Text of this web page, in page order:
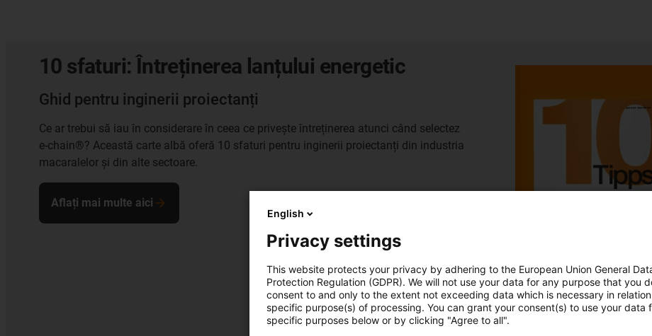
10 sfaturi: Întreținerea lanțului energetic
Ghid pentru inginerii proiectanți
Ce ar trebui să iau în considerare în ceea ce privește întreținerea atunci când selectez
e-chain®? Această carte albă oferă 10 sfaturi pentru inginerii proiectanți din industria
macaralelor și din alte sectoare.
Aflați mai multe aici
English
Privacy settings
This website protects your privacy by adhering to the European Union General
Protection Regulation (GDPR). We will not use your data for any purpose that you
consent to and only to the extent not exceeding data which is necessary in
specific purpose(s) of processing. You can grant your consent(s) to use your data
specific purposes below or by clicking "Agree to all".